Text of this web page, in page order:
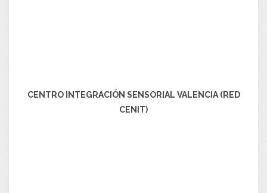
CENTRO INTEGRACIÓN SENSORIAL VALENCIA (RED
CENIT)